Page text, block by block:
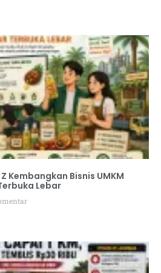
Kembangkan Bisnis UMKM
Lebar